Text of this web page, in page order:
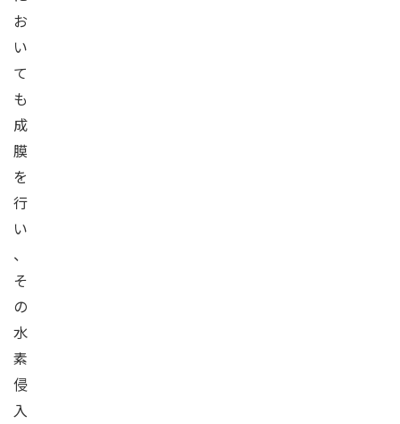
お
い
て
も
成
膜
を
行
い
、
そ
の
水
素
侵
入